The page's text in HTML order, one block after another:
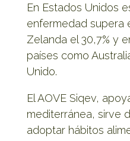
En Estados Unidos
enfermedad supera
Zelanda el 30,7% y
países como
Unido.
El AOVE Siqev,
mediterránea, sirve
adoptar hábitos